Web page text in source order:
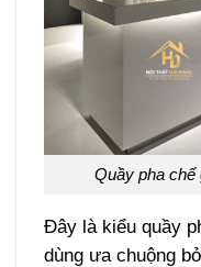
Quầy pha chế
Đây là kiểu quầy
dùng ưa chuộng